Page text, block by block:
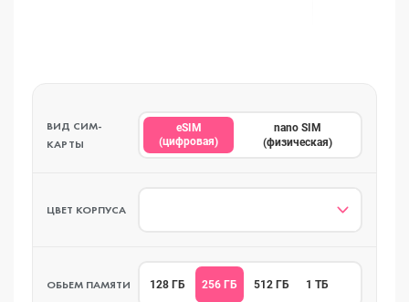
ВИД СИМ-
КАРТЫ
eSIM
(цифровая)
nano SIM
(физическая)
ЦВЕТ КОРПУСА
ОБЬЕМ ПАМЯТИ 128 ГБ 256 ГБ 512 ГБ 1 ТБ